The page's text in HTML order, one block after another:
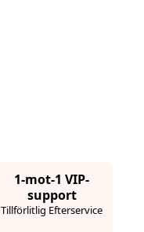
1-mot-1 VIP-
support
Tillförlitlig Efterservice